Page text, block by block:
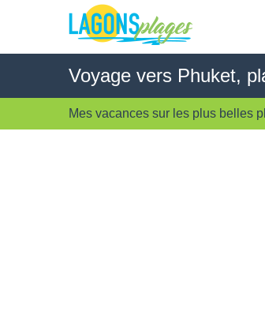
Voyage vers Phuket,
Mes vacances sur les plus belles